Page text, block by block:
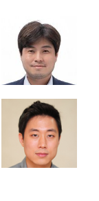
무더위 잊는 도
페스티벌'